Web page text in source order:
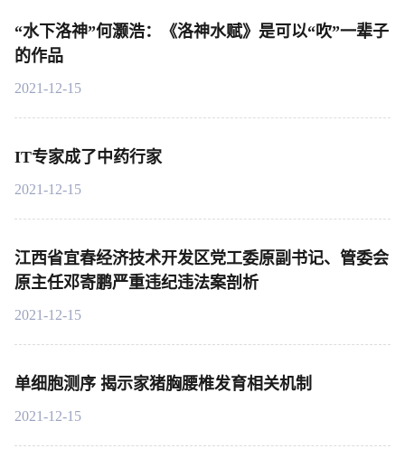
“水下洛神”何灏浩：《洛神水赋》是可以“吹”一辈子
的作品
2021-12-15
IT专家成了中药行家
2021-12-15
江西省宜春经济技术开发区党工委原副书记、管委会
原主任邓寄鹏严重违纪违法案剖析
2021-12-15
单细胞测序 揭示家猪胸腰椎发育相关机制
2021-12-15